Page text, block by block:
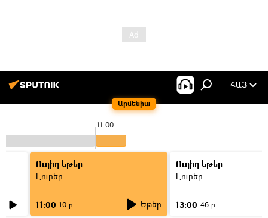
Արմենիա
ՀԱՅ
11:00
Ուղիղ եթեր
Լուրեր
11:00 10 ր Եթեր
Ուղիղ եթեր
Լուրեր
13:00 46 ր